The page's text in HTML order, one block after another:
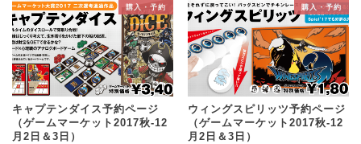
購入・予約
キャプテンダイス予約ページ
（ゲームマーケット2017秋-12
月2日＆3日）
購入・予約
ウィングスピリッツ予約ページ
（ゲームマーケット2017秋-12
月2日＆3日）